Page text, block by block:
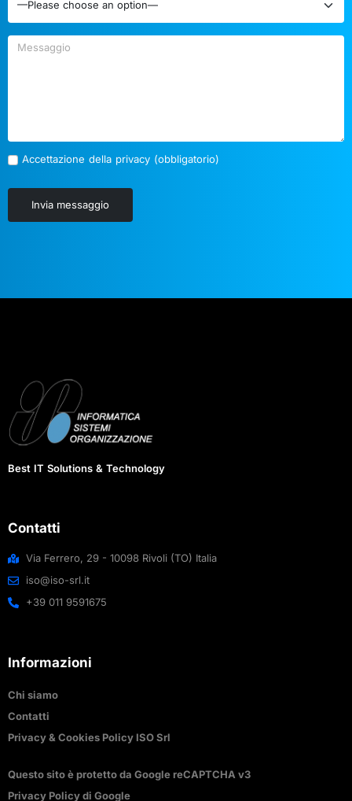
Accettazione della privacy (obbligatorio)
Best IT Solutions & Technology
Contatti
Via Ferrero, 29 - 10098 Rivoli (TO) Italia
iso@iso-srl.it
+39 011 9591675
Informazioni
Chi siamo
Contatti
Privacy & Cookies Policy ISO Srl
Questo sito è protetto da Google reCAPTCHA v3
Privacy Policy di Google